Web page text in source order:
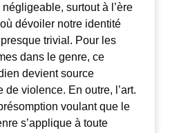
surtout à l’ère
dévoiler notre identité
trivial. Pour les
dans le genre, ce
devient source
de violence. En outre, l’art.
voulant que le
s’applique à toute